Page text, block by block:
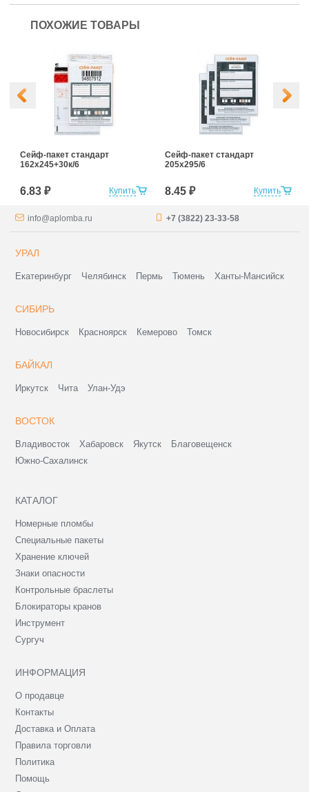
ПОХОЖИЕ ТОВАРЫ
Купить
Сейф-пакет стандарт
162х245+30к/6
6.83 ₽ Купить
Сейф-пакет стандарт
205х295/6
8.45 ₽
info@aplomba.ru +7 (3822) 23-33-58
УРАЛ
Екатеринбург Челябинск Пермь Тюмень Ханты-Мансийск
СИБИРЬ
Новосибирск Красноярск Кемерово Томск
БАЙКАЛ
Иркутск Чита Улан-Удэ
ВОСТОК
Владивосток Хабаровск Якутск
Благовещенск
Южно-Сахалинск
КАТАЛОГ
Номерные пломбы
Специальные пакеты
Хранение ключей
Знаки опасности
Контрольные браслеты
Блокираторы кранов
Инструмент
Сургуч
ИНФОРМАЦИЯ
О продавце
Контакты
Доставка и Оплата
Правила торговли
Политика
Помощь